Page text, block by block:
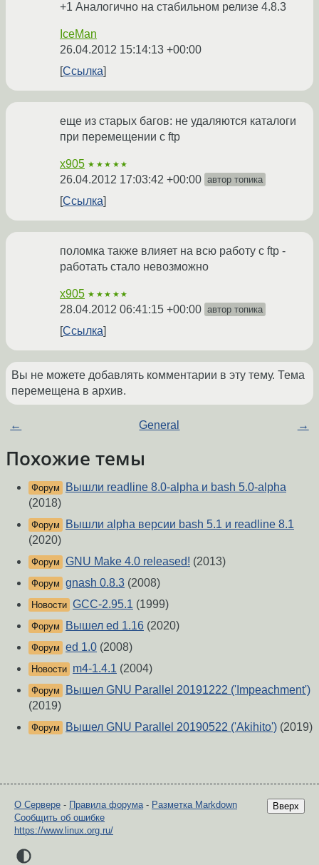
+1 Аналогично на стабильном релизе 4.8.3
IceMan
26.04.2012 15:14:13 +00:00
Ссылка
еще из старых багов: не удаляются каталоги
при перемещении с ftp
x905 ★★★★★
26.04.2012 17:03:42 +00:00 автор топика
Ссылка
поломка также влияет на всю работу с ftp -
работать стало невозможно
x905 ★★★★★
28.04.2012 06:41:15 +00:00 автор топика
Ссылка
Вы не можете добавлять комментарии в эту тему. Тема
перемещена в архив.
← General →
Похожие темы
Форум
Вышли readline 8.0-alpha и bash 5.0-alpha
(2018)
Форум
Вышли alpha версии bash 5.1 и readline 8.1
(2020)
Форум GNU Make 4.0 released! (2013)
Форум gnash 0.8.3 (2008)
Новости GCC-2.95.1 (1999)
Форум Вышел ed 1.16 (2020)
Форум ed 1.0 (2008)
Новости m4-1.4.1 (2004)
Форум
Вышел GNU Parallel 20191222 ('Impeachment')
(2019)
Форум Вышел GNU Parallel 20190522 ('Akihito') (2019)
Вверх
О Сервере - Правила форума- Разметка Markdown
Сообщить об ошибке
https://www.linux.org.ru/